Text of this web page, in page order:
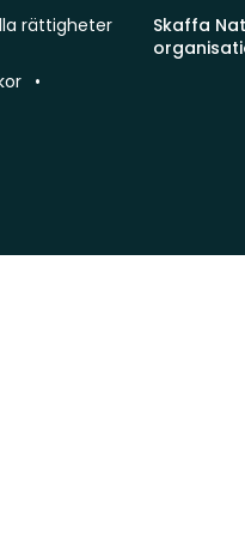
Skaffa
rättigheter